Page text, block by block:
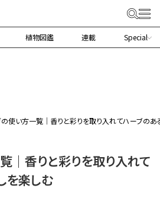
植物図鑑 連載 Special
使い方一覧｜香りと彩りを取り入れてハーブのあ
｜香りと彩りを取り入れて
を楽しむ